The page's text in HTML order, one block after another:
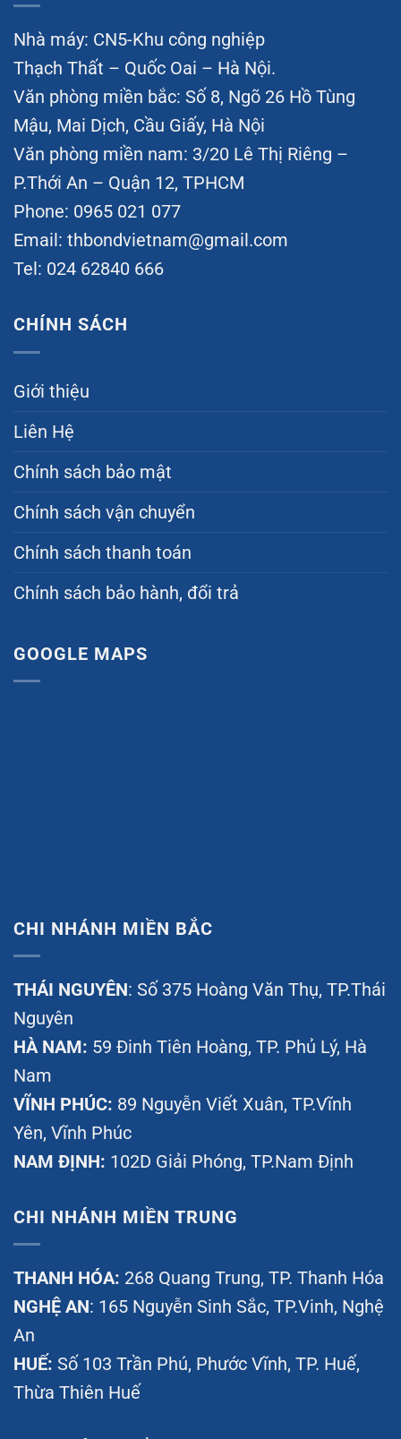
Nhà máy: CN5-Khu công nghiệp
Thạch Thất – Quốc Oai – Hà Nội.
Văn phòng miền bắc: Số 8, Ngõ 26 Hồ Tùng
Mậu, Mai Dịch, Cầu Giấy, Hà Nội
Văn phòng miền nam: 3/20 Lê Thị Riêng –
P.Thới An – Quận 12, TPHCM
Phone: 0965 021 077
Email: thbondvietnam@gmail.com
Tel: 024 62840 666
CHÍNH SÁCH
Giới thiệu
Liên Hệ
Chính sách bảo mật
Chính sách vận chuyển
Chính sách thanh toán
Chính sách bảo hành, đổi trả
GOOGLE MAPS
CHI NHÁNH MIỀN BẮC
THÁI NGUYÊN: Số 375 Hoàng Văn Thụ, TP.Thái
Nguyên
HÀ NAM: 59 Đinh Tiên Hoàng, TP. Phủ Lý, Hà
Nam
VĨNH PHÚC: 89 Nguyễn Viết Xuân, TP.Vĩnh
Yên, Vĩnh Phúc
NAM ĐỊNH: 102D Giải Phóng, TP.Nam Định
CHI NHÁNH MIỀN TRUNG
THANH HÓA: 268 Quang Trung, TP. Thanh Hóa
NGHỆ AN: 165 Nguyễn Sinh Sắc, TP.Vinh, Nghệ
An
HUẾ: Số 103 Trần Phú, Phước Vĩnh, TP. Huế,
Thừa Thiên Huế